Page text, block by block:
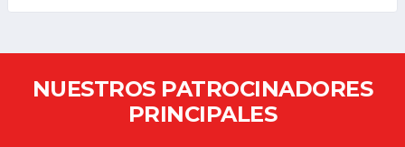
NUESTROS PATROCINADORES
PRINCIPALES